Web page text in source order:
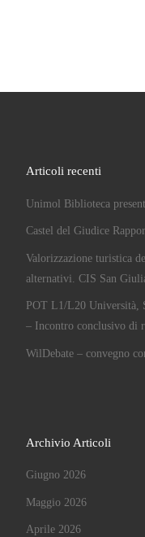
Articoli recenti
Unimol Biblioteca
Castel del Giudice
Valorizzazione turistica
alternativi. CIS San
POT L1/L20 Università,
– Incontro conclusivo di
WilDebate – convegno
Archivio Articoli
Giugno 2026
Maggio 2026
Aprile 2026